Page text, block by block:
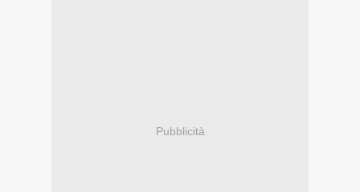
Pubblicità